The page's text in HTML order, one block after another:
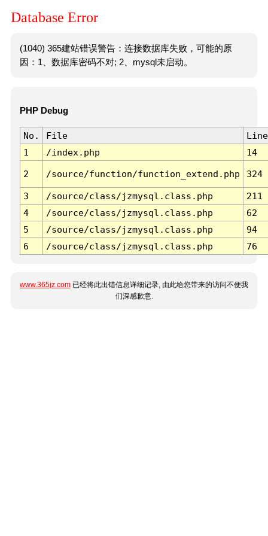
Database Error
(1040) 365建站错误警告：连接数据库失败，可能的原
因：1、数据库密码不对; 2、mysql未启动。
PHP Debug
No. File
Line
1
/index.php 14
2 /source/function/function_extend.php 324
3 /source/class/jzmysql.class.php
211
4
/source/class/jzmysql.class.php
62
5
/source/class/jzmysql.class.php
94
6
/source/class/jzmysql.class.php 76
www.365jz.com 已经将此出错信息详细记录, 由此给您带来的访问不便我
们深感歉意.